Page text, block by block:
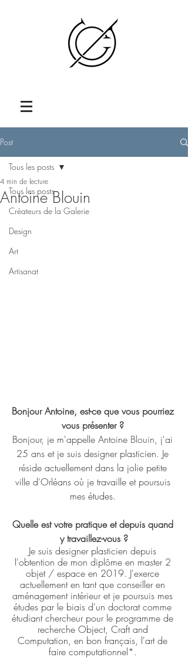
Post
Tous les posts
Créateurs de la Galerie
Design
Art
Artisanat
Tous les posts
Antoine Blouin
4 min de lecture
Bonjour Antoine, est-ce que vous pourriez
vous présenter ?
Bonjour, je m'appelle Antoine Blouin, j'ai
25 ans et je suis designer plasticien. Je
réside actuellement dans la jolie petite
ville d'Orléans où je travaille et poursuis
mes études.
Quelle est votre pratique et depuis quand
y travaillez-vous ?
Je suis designer plasticien depuis
l'obtention de mon diplôme en master 2
objet / espace en 2019. J'exerce
actuellement en tant que conseiller en
aménagement intérieur et je poursuis mes
études par le biais d'un doctorat comme
étudiant chercheur pour le programme de
recherche Object, Craft and
Computation, en bon français, l'art de
faire computationnel*.